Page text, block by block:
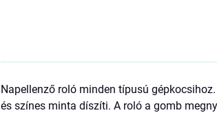
Napellenző roló minden típusú
és színes minta díszíti. A roló a gomb